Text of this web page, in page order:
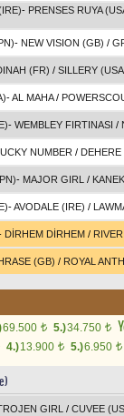
- PRENSES RUYA
- NEW VISION (GB) /
(FR) / SILLERY
-AL MAHA/
- WEMBLEY FIRTINASI /
NUMBER / DEHERE
- MAJOR GIRL /
-AVODALE (IRE) /
DİRHEM DİRHEM /
(GB) / ROYAL
69.500 t 5.)34.750 t
4.)13.900 t 5.)6.950 t
GIRL / CUVEE